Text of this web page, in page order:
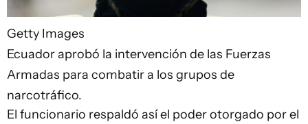
Getty Images
Ecuador aprobó la intervención de las Fuerzas
Armadas para combatir a los grupos de
narcotráfico.
El funcionario respaldó así el poder otorgado por el